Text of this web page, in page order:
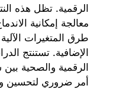
الرقمية. تظل هذه
معالجة إمكانية
طرق المتغيرات
الإضافية. تستنتج
الرقمية والصحية
أمر ضروري لتحسين